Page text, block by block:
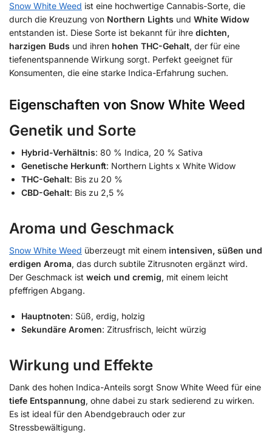
Snow White Weed ist eine hochwertige Cannabis-Sorte, die
durch die Kreuzung von Northern Lights und White Widow
entstanden ist. Diese Sorte ist bekannt für ihre dichten,
harzigen Buds und ihren hohen THC-Gehalt, der für eine
tiefenentspannende Wirkung sorgt. Perfekt geeignet für
Konsumenten, die eine starke Indica-Erfahrung suchen.
Eigenschaften von Snow White Weed
Genetik und Sorte
Hybrid-Verhältnis: 80 % Indica, 20 % Sativa
Genetische Herkunft: Northern Lights x White Widow
THC-Gehalt: Bis zu 20 %
CBD-Gehalt: Bis zu 2,5 %
Aroma und Geschmack
Snow White Weed überzeugt mit einem intensiven, süßen und
erdigen Aroma, das durch subtile Zitrusnoten ergänzt wird.
Der Geschmack ist weich und cremig, mit einem leicht
pfeffrigen Abgang.
Hauptnoten: Süß, erdig, holzig
Sekundäre Aromen: Zitrusfrisch, leicht würzig
Wirkung und Effekte
Dank des hohen Indica-Anteils sorgt Snow White Weed für eine
tiefe Entspannung, ohne dabei zu stark sedierend zu wirken.
Es ist ideal für den Abendgebrauch oder zur
Stressbewältigung.